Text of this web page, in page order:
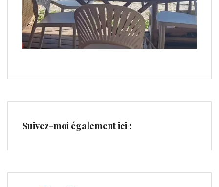
Suivez-moi également ici :